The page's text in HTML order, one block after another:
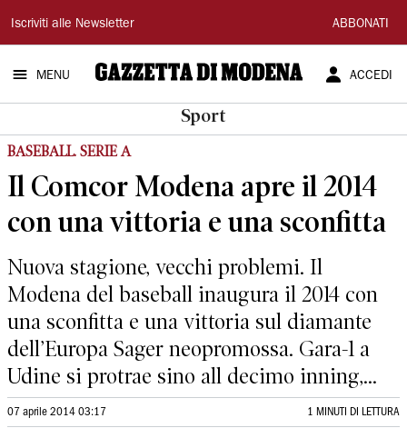
Gazzetta
di
Modena
Iscriviti alle Newsletter ABBONATI
MENU ACCEDI
Sport
BASEBALL. SERIE A
Il Comcor Modena apre il 2014
con una vittoria e una sconfitta
Nuova stagione, vecchi problemi. Il
Modena del baseball inaugura il 2014 con
una sconfitta e una vittoria sul diamante
dell’Europa Sager neopromossa. Gara-1 a
Udine si protrae sino all decimo inning,...
07 aprile 2014 03:17 1 MINUTI DI LETTURA